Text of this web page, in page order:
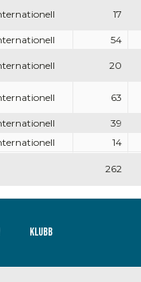
262
17
54
20
63
39
14
Klubb